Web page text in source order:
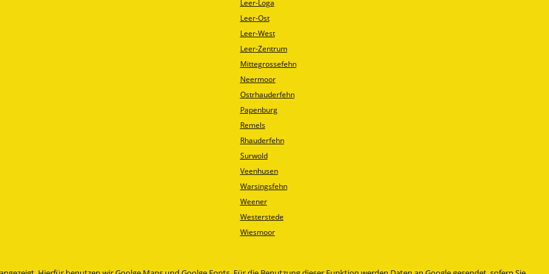
Leer-Loga
Leer-Ost
Leer-West
Leer-Zentrum
Mittegrossefehn
Neermoor
Ostrhauderfehn
Papenburg
Remels
Rhauderfehn
Surwold
Veenhusen
Warsingsfehn
Weener
Westerstede
Wiesmoor